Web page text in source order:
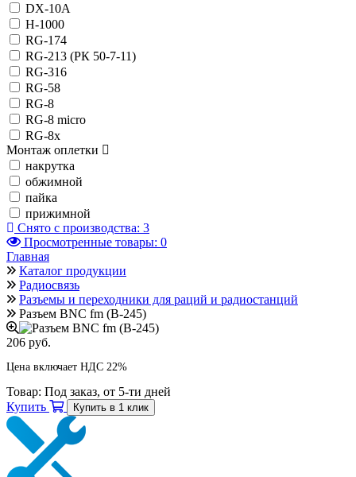
DX-10A
H-1000
RG-174
RG-213 (РК 50-7-11)
RG-316
RG-58
RG-8
RG-8 micro
RG-8x
Монтаж оплетки
накрутка
обжимной
пайка
прижимной
Снято с производства: 3
Просмотренные товары: 0
Главная
Каталог продукции
Радиосвязь
Разъемы и переходники для раций и радиостанций
Разъем BNC fm (B-245)
206 руб.
Цена включает НДС 22%
Товар: Под заказ, от 5-ти дней
Купить
Купить в 1 клик